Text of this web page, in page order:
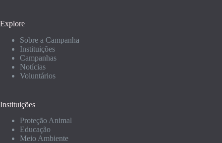
Explore
Sobre a Campanha
Instituições
Campanhas
Notícias
Voluntários
Instituições
Proteção Animal
Educação
Meio Ambiente